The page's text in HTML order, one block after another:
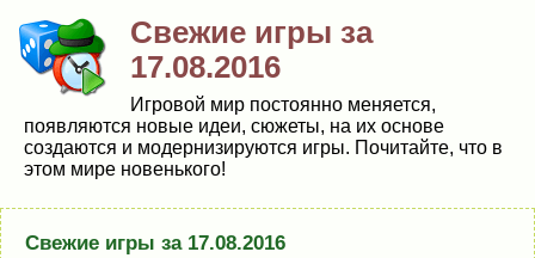
Свежие игры за
17.08.2016
Игровой мир постоянно меняется,
появляются новые идеи, сюжеты, на их основе
создаются и модернизируются игры. Почитайте, что в
этом мире новенького!
Свежие игры за 17.08.2016